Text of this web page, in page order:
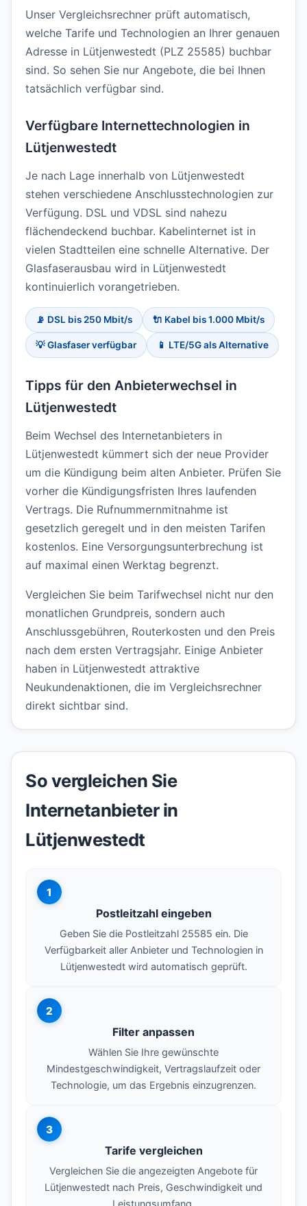
Unser Vergleichsrechner prüft automatisch,
welche Tarife und Technologien an Ihrer genauen
Adresse in Lütjenwestedt (PLZ 25585) buchbar
sind. So sehen Sie nur Angebote, die bei Ihnen
tatsächlich verfügbar sind.
Verfügbare Internettechnologien in
Lütjenwestedt
Je nach Lage innerhalb von Lütjenwestedt
stehen verschiedene Anschlusstechnologien zur
Verfügung. DSL und VDSL sind nahezu
flächendeckend buchbar. Kabelinternet ist in
vielen Stadtteilen eine schnelle Alternative. Der
Glasfaserausbau wird in Lütjenwestedt
kontinuierlich vorangetrieben.
📡 DSL bis 250 Mbit/s 🔌 Kabel bis 1.000 Mbit/s
💡 Glasfaser verfügbar 📱 LTE/5G als Alternative
Tipps für den Anbieterwechsel in
Lütjenwestedt
Beim Wechsel des Internetanbieters in
Lütjenwestedt kümmert sich der neue Provider
um die Kündigung beim alten Anbieter. Prüfen Sie
vorher die Kündigungsfristen Ihres laufenden
Vertrags. Die Rufnummernmitnahme ist
gesetzlich geregelt und in den meisten Tarifen
kostenlos. Eine Versorgungsunterbrechung ist
auf maximal einen Werktag begrenzt.
Vergleichen Sie beim Tarifwechsel nicht nur den
monatlichen Grundpreis, sondern auch
Anschlussgebühren, Routerkosten und den Preis
nach dem ersten Vertragsjahr. Einige Anbieter
haben in Lütjenwestedt attraktive
Neukundenaktionen, die im Vergleichsrechner
direkt sichtbar sind.
So vergleichen Sie
Internetanbieter in
Lütjenwestedt
1
Postleitzahl eingeben
Geben Sie die Postleitzahl 25585 ein. Die
Verfügbarkeit aller Anbieter und Technologien in
Lütjenwestedt wird automatisch geprüft.
2
Filter anpassen
Wählen Sie Ihre gewünschte
Mindestgeschwindigkeit, Vertragslaufzeit oder
Technologie, um das Ergebnis einzugrenzen.
3
Tarife vergleichen
Vergleichen Sie die angezeigten Angebote für
Lütjenwestedt nach Preis, Geschwindigkeit und